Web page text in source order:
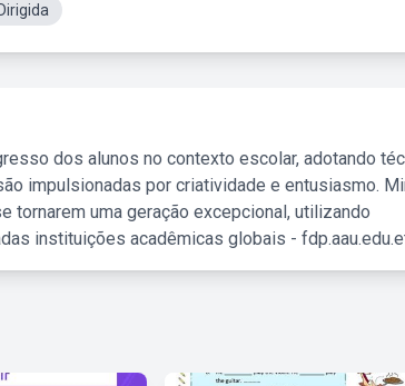
dos alunos no contexto escolar, adotando
impulsionadas por criatividade e entusiasmo.
tornarem uma geração excepcional, utilizando
instituições acadêmicas globais -